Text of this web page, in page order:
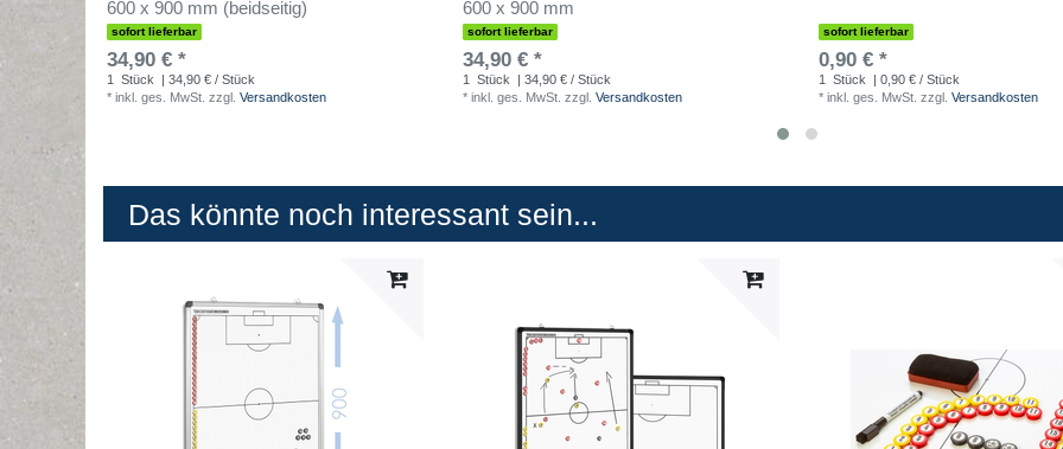
600 x 900 mm (beidseitig)
sofort lieferbar
34,90 € *
1 Stück
| 34,90 € / Stück
* inkl. ges. MwSt. zzgl. Versandkosten
600 x 900 mm
sofort lieferbar
34,90 € *
1 Stück
| 34,90 € / Stück
* inkl. ges. MwSt. zzgl. Versandkosten
sofort lieferbar
0,90 € *
1 Stück
| 0,90 € / Stück
* inkl. ges. MwSt. zzgl. Versandkosten
Das könnte noch interessant sein...